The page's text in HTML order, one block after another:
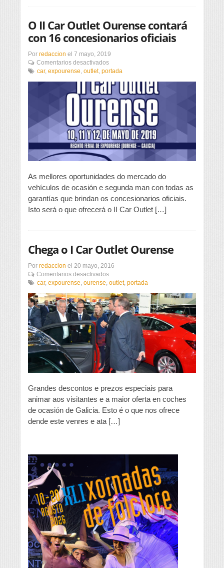
O II Car Outlet Ourense contará
con 16 concesionarios oficiais
Por redaccion el 7 mayo, 2019
Comentarios desactivadosen
O
Car
Outlet
Ourense
contará
con
16
concesionarios
oficiais
car, expourense outlet, portada
As mellores oportunidades do mercado do
vehículos de ocasión e segunda man con todas as
garantías que brindan os concesionarios oficiais.
Isto será o que ofrecerá o II Car Outlet […]
Chega o I Car Outlet Ourense
Por redaccion el 20 mayo, 2016
Comentarios desactivadosen
Chega
I
Car
Outlet
Ourense
car, expourense ourense outlet, portada
Grandes descontos e prezos especiais para
animar aos visitantes e a maior oferta en coches
de ocasión de Galicia. Esto é o que nos ofrece
dende este venres e ata […]